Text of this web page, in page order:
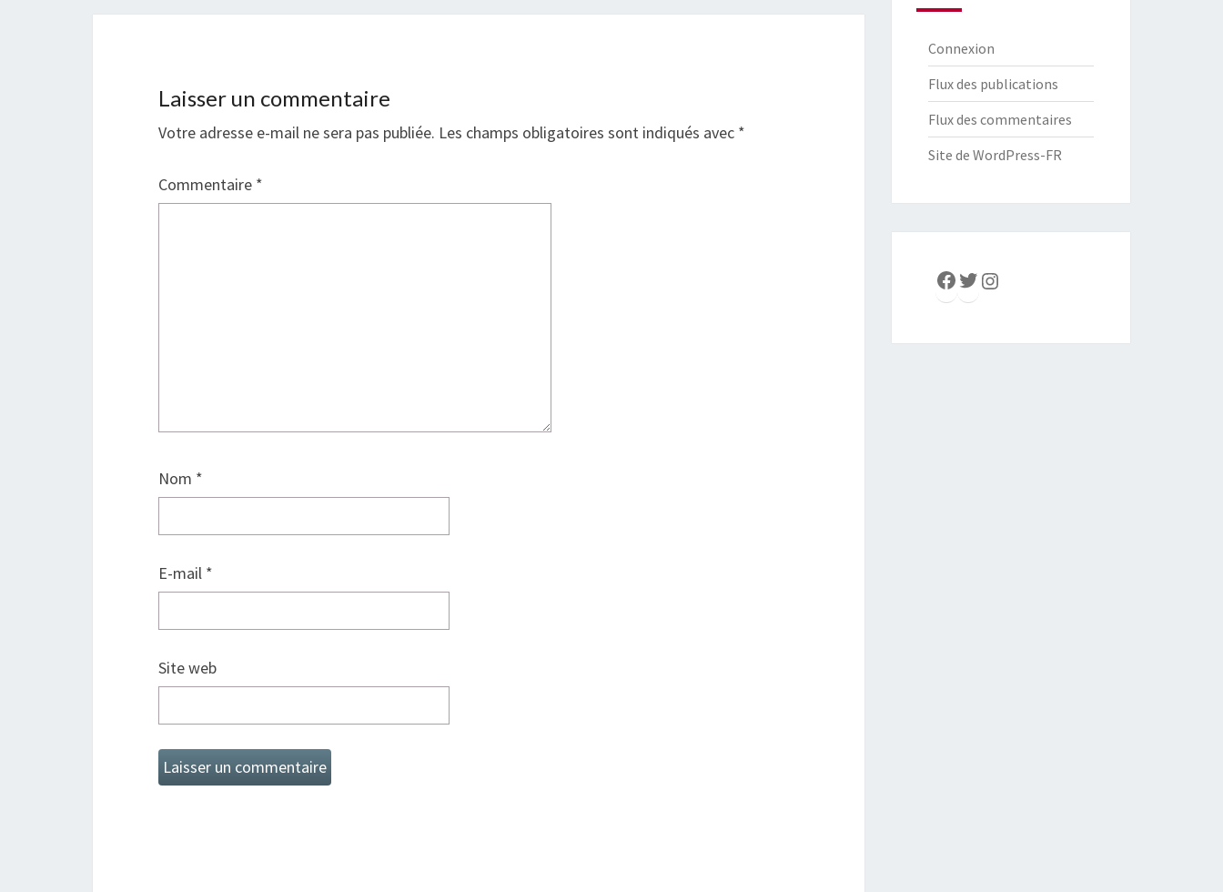
Laisser un commentaire
Votre adresse e-mail ne sera pas publiée. Les champs obligatoires sont indiqués avec *
Commentaire *
Nom *
E-mail *
Site web
Connexion
Flux des publications
Flux des commentaires
Site de WordPress-FR
Facebook
Twitter
Instagram